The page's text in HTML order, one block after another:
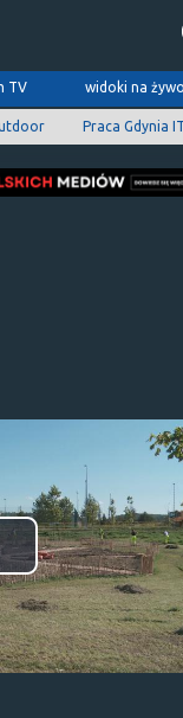
TV widoki na
Praca Gdynia